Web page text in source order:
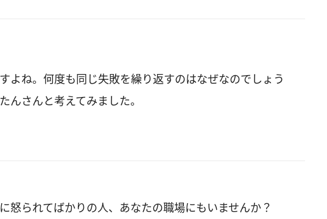
よね。何度も同じ失敗を繰り返すのはなぜなのでしょう
んさんと考えてみました。
怒られてばかりの人、あなたの職場にもいませんか？